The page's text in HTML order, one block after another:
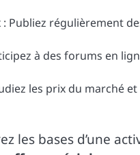
: Publiez régulièrement
à des forums en
les prix du marché
les bases d’une